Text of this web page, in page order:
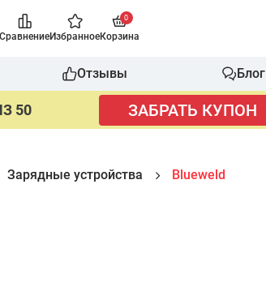
СравнениеИзбранное
0
Корзина
Отзывы Блог
50 ЗАБРАТЬ КУПОН
Зарядные устройства Blueweld